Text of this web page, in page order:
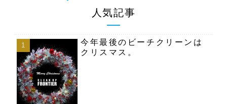
人気記事
今年最後のビーチクリーンは
クリスマス。